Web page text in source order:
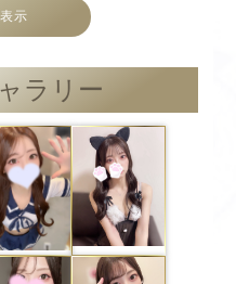
示
ラリー